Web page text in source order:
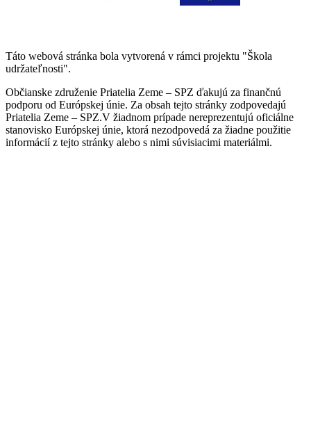
Táto webová stránka bola vytvorená v rámci projektu "Škola
udržateľnosti".
Občianske združenie Priatelia Zeme – SPZ ďakujú za finančnú
podporu od Európskej únie. Za obsah tejto stránky zodpovedajú
Priatelia Zeme – SPZ.V žiadnom prípade nereprezentujú oficiálne
stanovisko Európskej únie, ktorá nezodpovedá za žiadne použitie
informácií z tejto stránky alebo s nimi súvisiacimi materiálmi.